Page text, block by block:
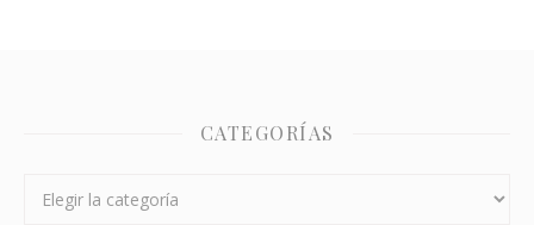
CATEGORÍAS